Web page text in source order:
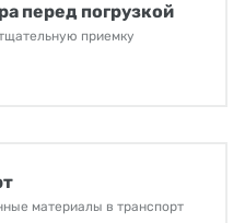
перед погрузкой
приемку
материалы в транспорт